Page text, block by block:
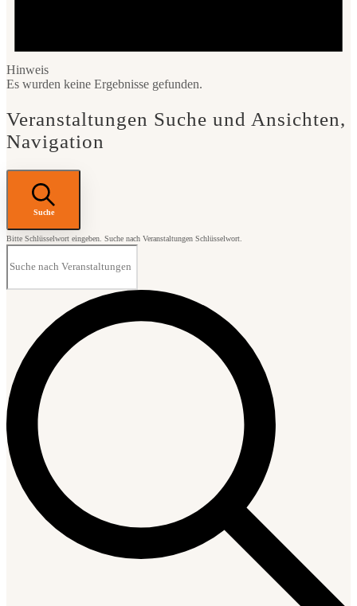
Hinweis
Es wurden keine Ergebnisse gefunden.
Veranstaltungen Suche und Ansichten,
Navigation
Suche
Bitte Schlüsselwort eingeben. Suche nach Veranstaltungen Schlüsselwort.